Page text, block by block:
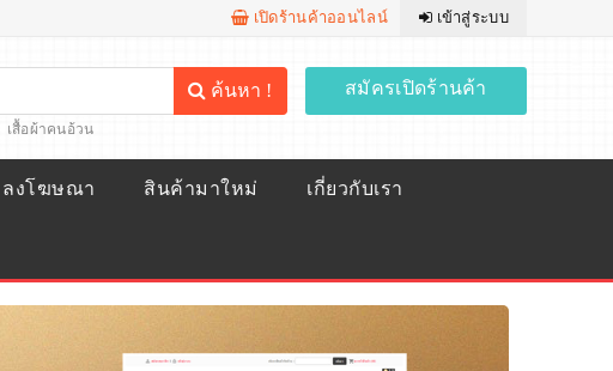
เปิดร้านค้าออนไลน์ เข้าสู่ระบบ
ค้นหา !
เสื้อผ้าคนอ้วน
สมัครเปิดร้านค้า
ลงโฆษณา สินค้ามาใหม่ เกี่ยวกับเรา